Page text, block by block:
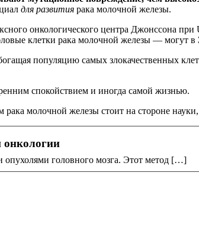
для развития рака молочной железы.
онкологического центра Джонссона
клетки рака молочной железы — могут в
популяцию самых злокачественных
спокойствием и иногда самой жизнью.
молочной железы стоит на стороне науки,
онкологии
опухолями головного мозга. Этот метод […]